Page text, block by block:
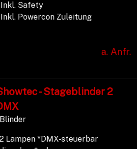
Inkl. Safety
Inkl. Powercon Zuleitung
a. Anfr.
- Stageblinder 2
Lampen *DMX-steuerbar